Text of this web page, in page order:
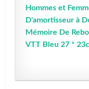
Hommes et
D'amortisseur à
Mémoire De
VTT Bleu 27 *